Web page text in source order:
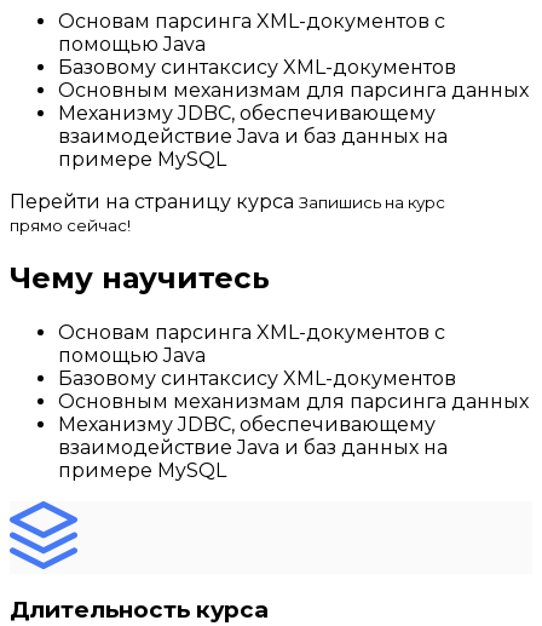
Основам парсинга XML-документов с
помощью Java
Базовому синтаксису XML-документов
Основным механизмам для парсинга данных
Механизму JDBC, обеспечивающему
взаимодействие Java и баз данных на
примере MySQL
Перейти на страницу курса Запишись на курс
прямо сейчас!
Чему научитесь
Основам парсинга XML-документов с
помощью Java
Базовому синтаксису XML-документов
Основным механизмам для парсинга данных
Механизму JDBC, обеспечивающему
взаимодействие Java и баз данных на
примере MySQL
Длительность курса